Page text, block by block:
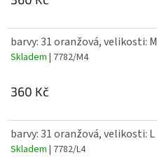
barvy: 31 oranžová, velikosti: M
Skladem | 7782/M4
360 Kč
barvy: 31 oranžová, velikosti: L
Skladem | 7782/L4